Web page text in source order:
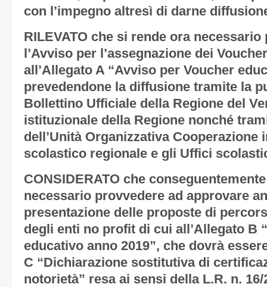
con l’impegno altresì di darne
RILEVATO che si rende ora
l’Avviso per l’assegnazione dei
all’Allegato A “Avviso per Voucher
prevedendone la diffusione tramite la
Bollettino Ufficiale della Regione del
istituzionale della Regione nonché
dell’Unità Organizzativa Cooperazione
scolastico regionale e gli Uffici
CONSIDERATO che
necessario provvedere ad approvare
presentazione delle proposte di
degli enti no profit di cui all’Allegato B
educativo anno 2019”, che dovrà
C “Dichiarazione sostitutiva di
notorietà” resa ai sensi della L.R. n.